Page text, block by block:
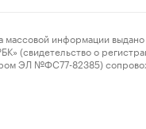
информации
(свидетельство о
ЭЛ №ФС77-82385)